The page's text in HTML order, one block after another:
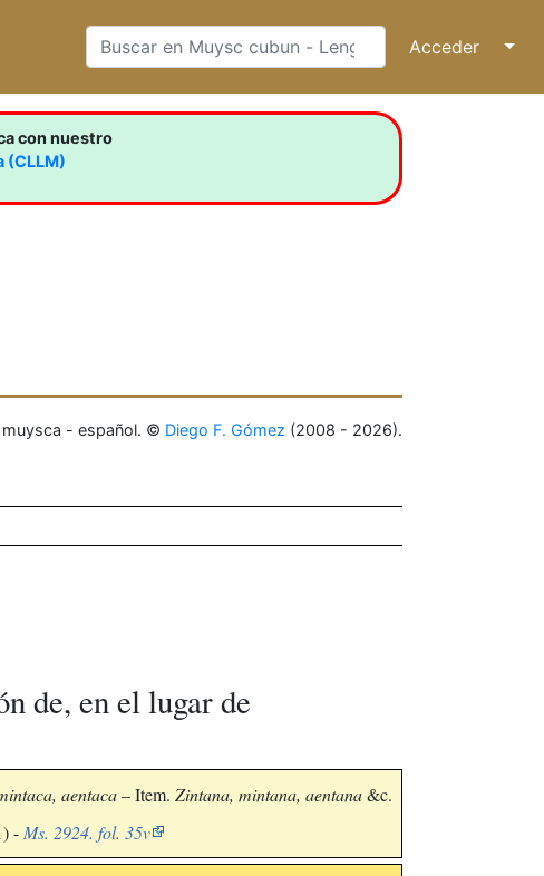
Acceder ↓
con nuestro
(CLLM)
muysca - español. © Diego F. Gómez (2008 - 2026).
de, en el lugar de
aentaca– Item.Zintana, mintana, aentana&c.
- Ms. 2924. fol. 35v